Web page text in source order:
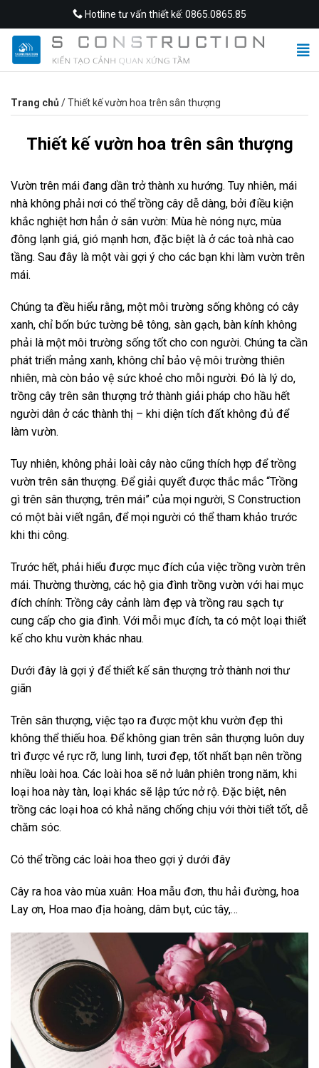
to
content
Hotline tư vấn thiết kế: 0865.0865.85
Trang chủ /Thiết kế vườn hoa trên sân thượng
Thiết kế vườn hoa trên sân thượng
Vườn trên mái đang dần trở thành xu hướng. Tuy nhiên, mái
nhà không phải nơi có thể trồng cây dễ dàng, bởi điều kiện
khắc nghiệt hơn hẳn ở sân vườn: Mùa hè nóng nực, mùa
đông lạnh giá, gió mạnh hơn, đặc biệt là ở các toà nhà cao
tầng. Sau đây là một vài gợi ý cho các bạn khi làm vườn trên
mái.
Chúng ta đều hiểu rằng, một môi trường sống không có cây
xanh, chỉ bốn bức tường bê tông, sàn gạch, bàn kính không
phải là một môi trường sống tốt cho con người. Chúng ta cần
phát triển mảng xanh, không chỉ bảo vệ môi trường thiên
nhiên, mà còn bảo vệ sức khoẻ cho mỗi người. Đó là lý do,
trồng cây trên sân thượng trở thành giải pháp cho hầu hết
người dân ở các thành thị – khi diện tích đất không đủ để
làm vườn.
Tuy nhiên, không phải loài cây nào cũng thích hợp để trồng
vườn trên sân thượng. Để giải quyết được thắc mắc “Trồng
gì trên sân thượng, trên mái” của mọi người, S Construction
có một bài viết ngắn, để mọi người có thể tham khảo trước
khi thi công.
Trước hết, phải hiểu được mục đích của việc trồng vườn trên
mái. Thường thường, các hộ gia đình trồng vườn với hai mục
đích chính: Trồng cây cảnh làm đẹp và trồng rau sạch tự
cung cấp cho gia đình. Với mỗi mục đích, ta có một loại thiết
kế cho khu vườn khác nhau.
Dưới đây là gợi ý để thiết kế sân thượng trở thành nơi thư
giãn
Trên sân thượng, việc tạo ra được một khu vườn đẹp thì
không thể thiếu hoa. Để không gian trên sân thượng luôn duy
trì được vẻ rực rỡ, lung linh, tươi đẹp, tốt nhất bạn nên trồng
nhiều loài hoa. Các loài hoa sẽ nở luân phiên trong năm, khi
loại hoa này tàn, loại khác sẽ lập tức nở rộ. Đặc biệt, nên
trồng các loại hoa có khả năng chống chịu với thời tiết tốt, dễ
chăm sóc.
Có thể trồng các loài hoa theo gợi ý dưới đây
Cây ra hoa vào mùa xuân: Hoa mẫu đơn, thu hải đường, hoa
Lay ơn, Hoa mao địa hoàng, dâm bụt, cúc tây,…